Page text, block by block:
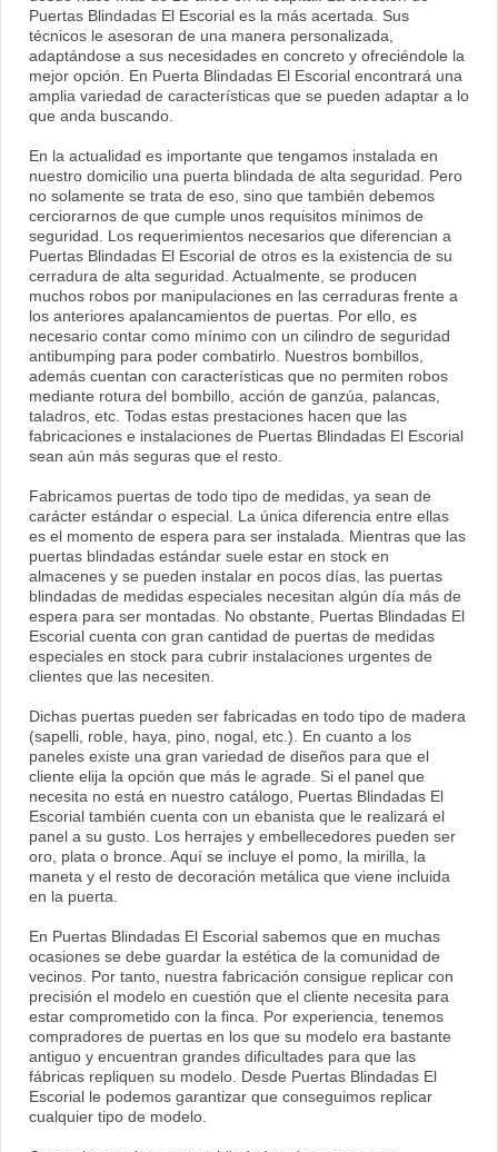
Puertas Blindadas El Escorial es la más acertada. Sus
técnicos le asesoran de una manera personalizada,
adaptándose a sus necesidades en concreto y ofreciéndole la
mejor opción. En Puerta Blindadas El Escorial encontrará una
amplia variedad de características que se pueden adaptar a lo
que anda buscando.
En la actualidad es importante que tengamos instalada en
nuestro domicilio una puerta blindada de alta seguridad. Pero
no solamente se trata de eso, sino que también debemos
cerciorarnos de que cumple unos requisitos mínimos de
seguridad. Los requerimientos necesarios que diferencian a
Puertas Blindadas El Escorial de otros es la existencia de su
cerradura de alta seguridad. Actualmente, se producen
muchos robos por manipulaciones en las cerraduras frente a
los anteriores apalancamientos de puertas. Por ello, es
necesario contar como mínimo con un cilindro de seguridad
antibumping para poder combatirlo. Nuestros bombillos,
además cuentan con características que no permiten robos
mediante rotura del bombillo, acción de ganzúa, palancas,
taladros, etc. Todas estas prestaciones hacen que las
fabricaciones e instalaciones de Puertas Blindadas El Escorial
sean aún más seguras que el resto.
Fabricamos puertas de todo tipo de medidas, ya sean de
carácter estándar o especial. La única diferencia entre ellas
es el momento de espera para ser instalada. Mientras que las
puertas blindadas estándar suele estar en stock en
almacenes y se pueden instalar en pocos días, las puertas
blindadas de medidas especiales necesitan algún día más de
espera para ser montadas. No obstante, Puertas Blindadas El
Escorial cuenta con gran cantidad de puertas de medidas
especiales en stock para cubrir instalaciones urgentes de
clientes que las necesiten.
Dichas puertas pueden ser fabricadas en todo tipo de madera
(sapelli, roble, haya, pino, nogal, etc.). En cuanto a los
paneles existe una gran variedad de diseños para que el
cliente elija la opción que más le agrade. Si el panel que
necesita no está en nuestro catálogo, Puertas Blindadas El
Escorial también cuenta con un ebanista que le realizará el
panel a su gusto. Los herrajes y embellecedores pueden ser
oro, plata o bronce. Aquí se incluye el pomo, la mirilla, la
maneta y el resto de decoración metálica que viene incluida
en la puerta.
En Puertas Blindadas El Escorial sabemos que en muchas
ocasiones se debe guardar la estética de la comunidad de
vecinos. Por tanto, nuestra fabricación consigue replicar con
precisión el modelo en cuestión que el cliente necesita para
estar comprometido con la finca. Por experiencia, tenemos
compradores de puertas en los que su modelo era bastante
antiguo y encuentran grandes dificultades para que las
fábricas repliquen su modelo. Desde Puertas Blindadas El
Escorial le podemos garantizar que conseguimos replicar
cualquier tipo de modelo.